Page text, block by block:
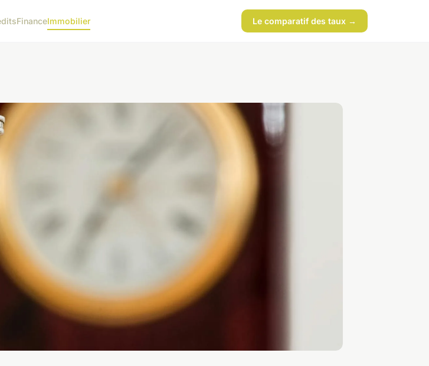
FinanceImmobilier Le comparatif des taux →